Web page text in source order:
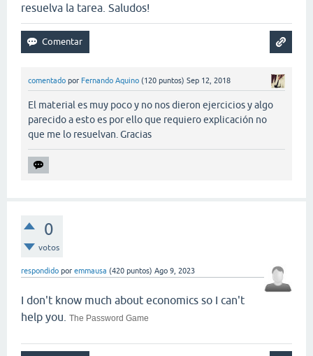
resuelva la tarea. Saludos!
comentado por Fernando Aquino (120 puntos) Sep 12, 2018
El material es muy poco y no nos dieron ejercicios y algo
parecido a esto es por ello que requiero explicación no
que me lo resuelvan. Gracias
0
votos
respondido por emmausa (420 puntos) Ago 9, 2023
I don't know much about economics so I can't
help you.
The Password Game